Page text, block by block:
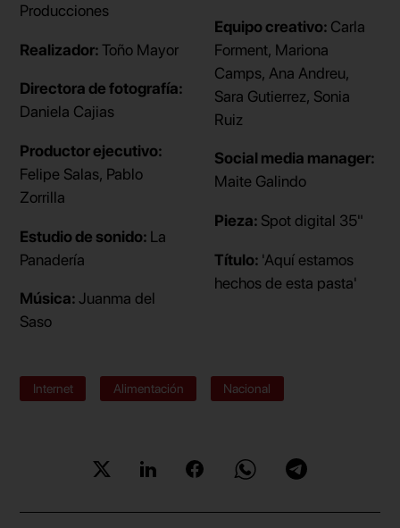
Producciones
Realizador:Toño Mayor
Directora de fotografía:
Daniela Cajias
Productor ejecutivo:
Felipe Salas, Pablo
Zorrilla
Estudio de sonido: La
Panadería
Música:Juanma del
Saso
Equipo creativo: Carla
Forment, Mariona
Camps, Ana Andreu,
Sara Gutierrez, Sonia
Ruiz
Social media manager:
Maite Galindo
Pieza: Spot digital 35"
Título: 'Aquí estamos
hechos de esta pasta'
Internet Alimentación Nacional